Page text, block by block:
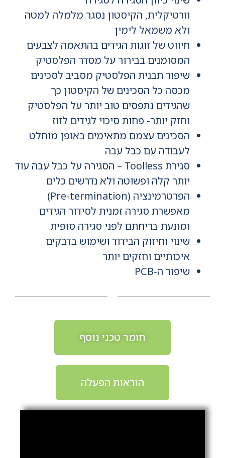
וורטיקלית, הקיסטון נסגר מלמלה למטה
ולא משמאל לימין
חיווט של זוגות הגידים בהתאמה לצבעים
המסומנים בבירור על מסדר הפלסטיק
שיפור תבנית הפלסטיק מסביב לסכינים
מכסה כל הסכינים של הקיסטון כך
שהגידים נתפסים טוב יותר על הפלסטיק
וחזק יותר- פחות סיכוי לגידים לזוז
הסכינים עצמם מתאימים באופן מוחלט
לעבודה עם כבל עבה
סגירת Toolless – הסגירה על כבל עבה עוד
יותר קלה ופשוטה ולא נדרשים כלים
הפרטרמינציה (Pre-termination)
מאפשרת סגירה זמנית לסידור הגידים
ומונעת בריחתם לפני סגירה סופית
שינוי וחיזוק הבידוד ושימוש בדבקים
איכותיים וחזקים יותר
שיפור ה-PCB
חומר טכני נוסף
הוראות הפעלה